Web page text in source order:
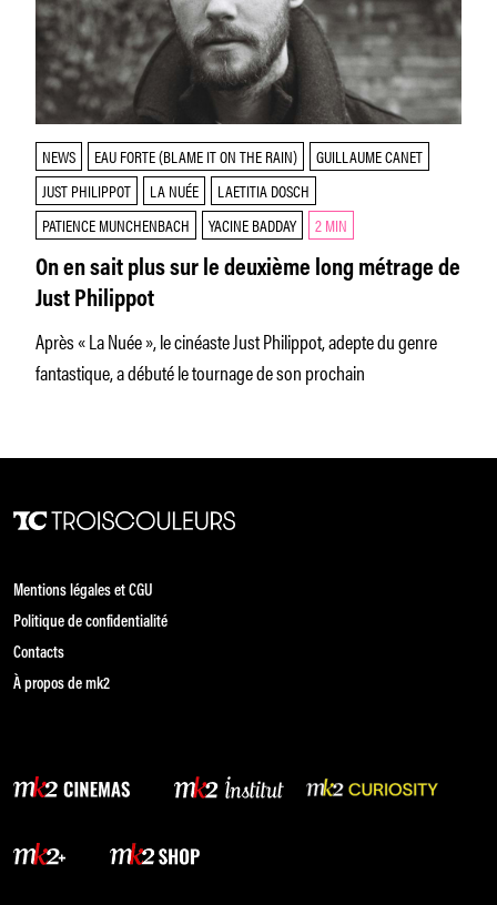
NEWS EAU FORTE (BLAME IT ON THE RAIN)
GUILLAUME CANET
JUST PHILIPPOT
LA NUÉE
LAETITIA DOSCH
PATIENCE MUNCHENBACH
YACINE BADDAY 2 MIN
On en sait plus sur le deuxième long métrage de
Just Philippot
Après « La Nuée », le cinéaste Just Philippot, adepte du genre
fantastique, a débuté le tournage de son prochain
Mentions légales et CGU
Politique de confidentialité
Contacts
À propos de mk2